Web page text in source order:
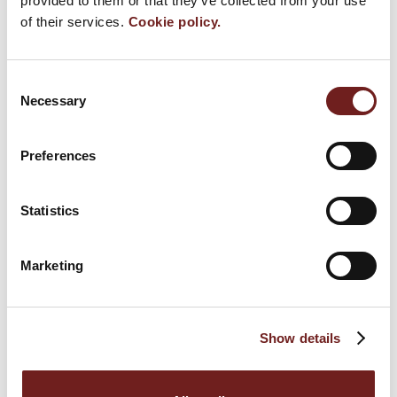
of their services. Cookie policy.
Selection
Necessary
Preferences
Statistics
Marketing
Show details
XVII edizione del Festival del Prosciutto
NEWS
Festival del Prosciutto di Parma: poker di date
Festival del Prosciutto di Parma: il programma